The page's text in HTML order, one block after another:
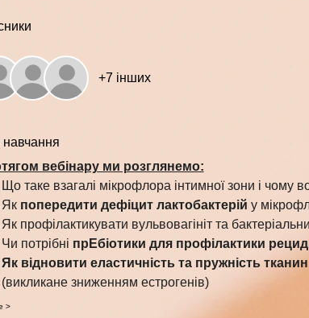
+7 інших
вебінару ми розглянемо:
Що таке взагалі мікрофлора інтимної зони і чому
Як попередити дефіцит лактобактерій у
Як профілактикувати вульвовагініт та
Чи потрібні прЕбіотики для профілактики
Як відновити еластичність та пружність тканин
(викликане зниженням естрогенів)
>